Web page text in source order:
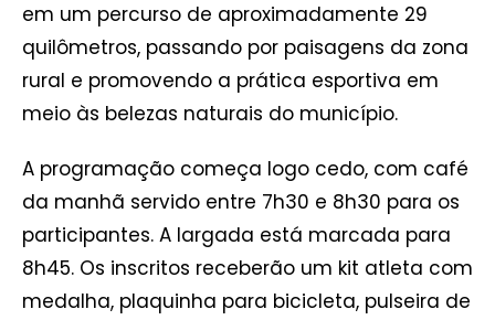
em um percurso de aproximadamente 29
quilômetros, passando por paisagens da zona
rural e promovendo a prática esportiva em
meio às belezas naturais do município.
A programação começa logo cedo, com café
da manhã servido entre 7h30 e 8h30 para os
participantes. A largada está marcada para
8h45. Os inscritos receberão um kit atleta com
medalha, plaquinha para bicicleta, pulseira de